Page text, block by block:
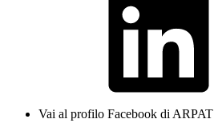
Vai al profilo Facebook di ARPAT